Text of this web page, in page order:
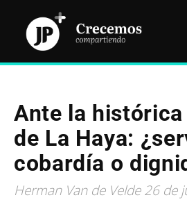
Ante la
de La Haya:
cobardía o
Herman Van de Velde 26 de